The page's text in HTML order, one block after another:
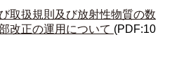
取扱規則及び放射性物質の数
改正の運用について (PDF:10